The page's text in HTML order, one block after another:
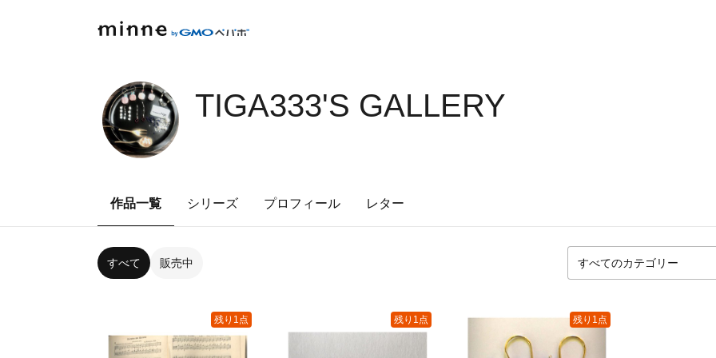
TIGA333'S GALLERY
作品一覧 シリーズ プロフィール レター
すべて 販売中
残り1点 残り1点 残り1点